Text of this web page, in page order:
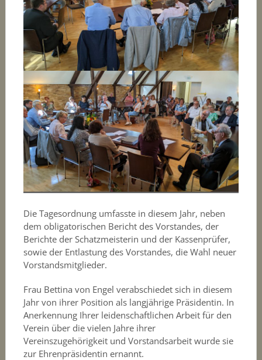
Die Tagesordnung umfasste in diesem Jahr, neben
dem obligatorischen Bericht des Vorstandes, der
Berichte der Schatzmeisterin und der Kassenprüfer,
sowie der Entlastung des Vorstandes, die Wahl neuer
Vorstandsmitglieder.
Frau Bettina von Engel verabschiedet sich in diesem
Jahr von ihrer Position als langjährige Präsidentin. In
Anerkennung Ihrer leidenschaftlichen Arbeit für den
Verein über die vielen Jahre ihrer
Vereinszugehörigkeit und Vorstandsarbeit wurde sie
zur Ehrenpräsidentin ernannt.